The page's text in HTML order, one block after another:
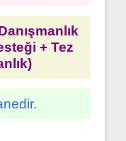
+ Tez